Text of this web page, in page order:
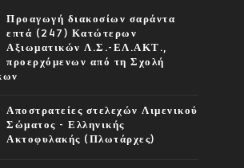
Προαγωγή διακοσίων σαράντα
επτά (247) Κατώτερων
Αξιωματικών Λ.Σ.-ΕΛ.ΑΚΤ.,
προερχόμενων από τη Σχολή
Αποστρατείες στελεχών Λιμενικού
Σώματος - Ελληνικής
Ακτοφυλακής (Πλωτάρχες)